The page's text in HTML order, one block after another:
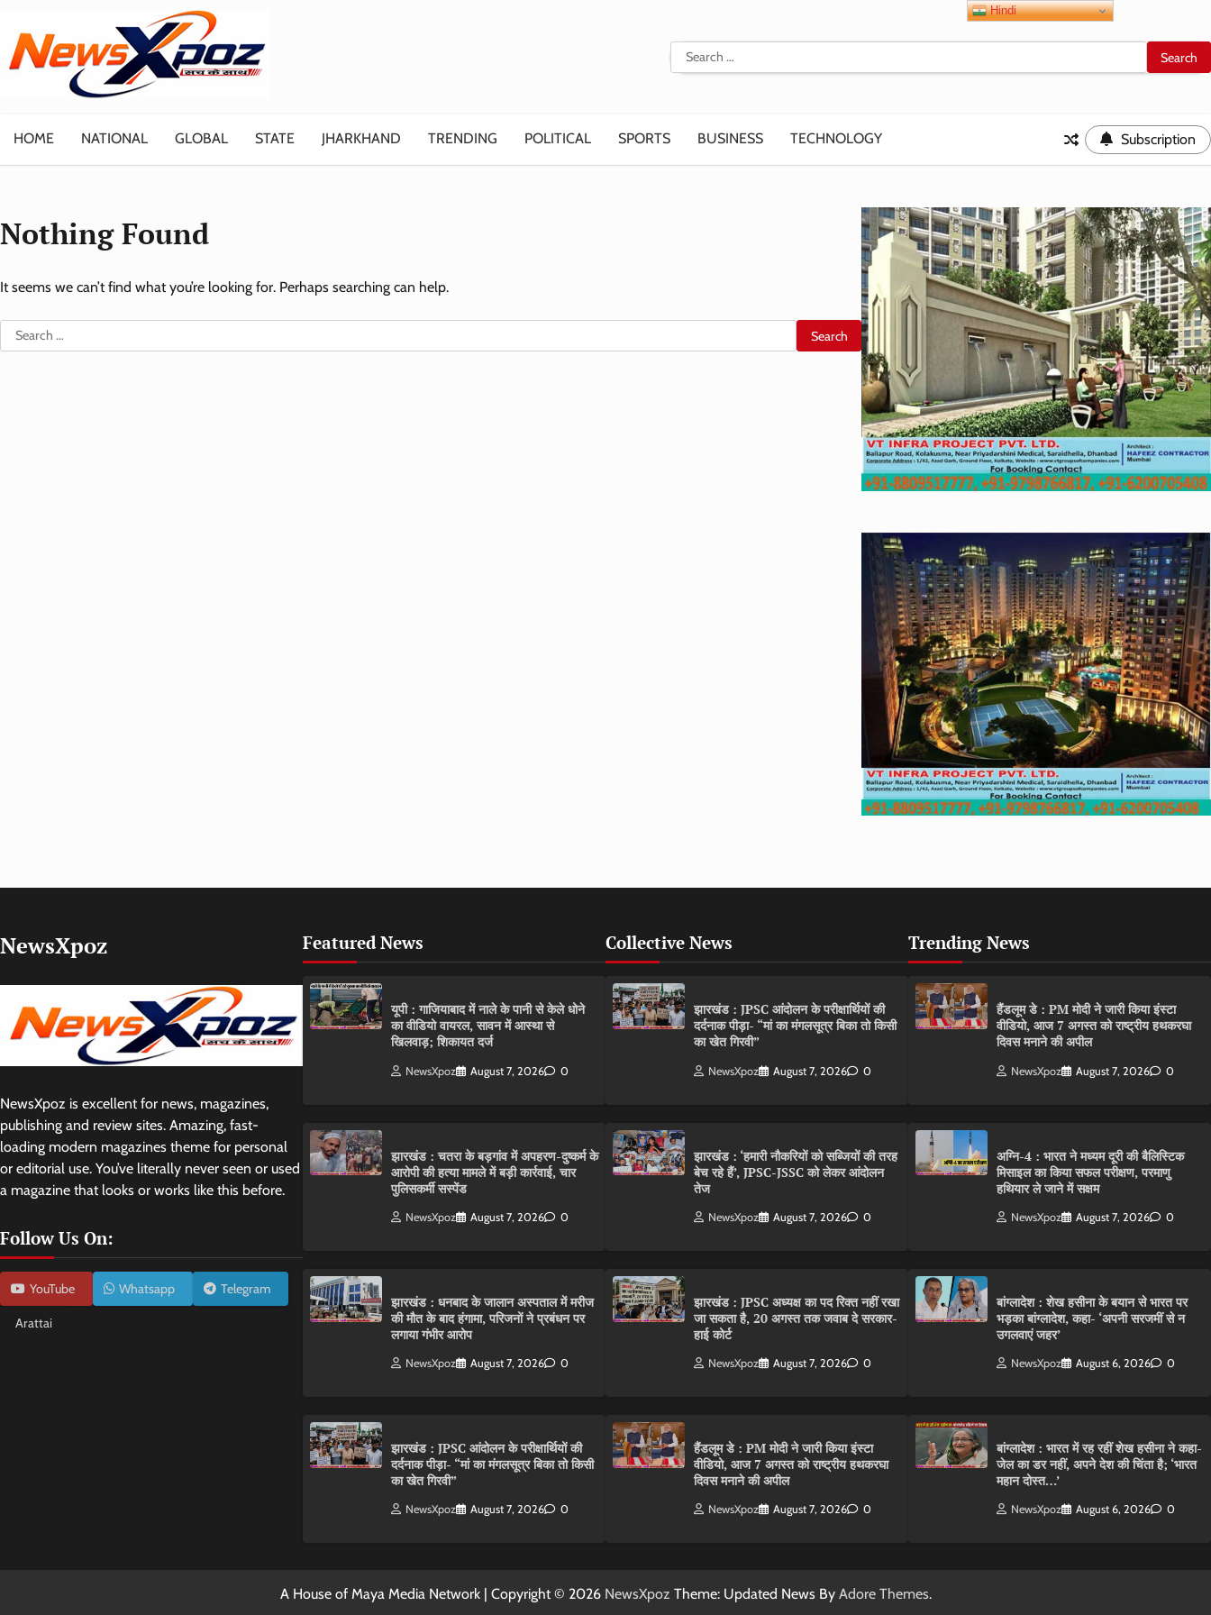
content
Search
for:
HOME NATIONAL GLOBAL STATE JHARKHAND TRENDING POLITICAL SPORTS BUSINESS TECHNOLOGY Subscription
Nothing Found
It seems we can’t find what you’re looking for. Perhaps searching can help.
Search
for:
NewsXpoz
NewsXpoz is excellent for news, magazines,
publishing and review sites. Amazing, fast-
loading modern magazines theme for personal
or editorial use. You’ve literally never seen or used
a magazine that looks or works like this before.
Follow Us On:
YouTube Whatsapp Telegram
Arattai
Featured News
यूपी : गाजियाबाद में नाले के पानी से केले धोने
का वीडियो वायरल, सावन में आस्था से
खिलवाड़; शिकायत दर्ज
NewsXpoz August 7, 2026 0
झारखंड : चतरा के बड़गांव में अपहरण-दुष्कर्म के
आरोपी की हत्या मामले में बड़ी कार्रवाई, चार
पुलिसकर्मी सस्पेंड
NewsXpoz August 7, 2026 0
झारखंड : धनबाद के जालान अस्पताल में मरीज
की मौत के बाद हंगामा, परिजनों ने प्रबंधन पर
लगाया गंभीर आरोप
NewsXpoz August 7, 2026 0
झारखंड : JPSC आंदोलन के परीक्षार्थियों की
दर्दनाक पीड़ा- “मां का मंगलसूत्र बिका तो किसी
का खेत गिरवी”
NewsXpoz August 7, 2026 0
Collective News
झारखंड : JPSC आंदोलन के परीक्षार्थियों की
दर्दनाक पीड़ा- “मां का मंगलसूत्र बिका तो किसी
का खेत गिरवी”
NewsXpoz August 7, 2026 0
झारखंड : ‘हमारी नौकरियों को सब्जियों की तरह
बेच रहे हैं’, JPSC-JSSC को लेकर आंदोलन
तेज
NewsXpoz August 7, 2026 0
झारखंड : JPSC अध्यक्ष का पद रिक्त नहीं रखा
जा सकता है, 20 अगस्त तक जवाब दे सरकार-
हाई कोर्ट
NewsXpoz August 7, 2026 0
हैंडलूम डे : PM मोदी ने जारी किया इंस्टा
वीडियो, आज 7 अगस्त को राष्ट्रीय हथकरघा
दिवस मनाने की अपील
NewsXpoz August 7, 2026 0
Trending News
हैंडलूम डे : PM मोदी ने जारी किया इंस्टा
वीडियो, आज 7 अगस्त को राष्ट्रीय हथकरघा
दिवस मनाने की अपील
NewsXpoz August 7, 2026 0
अग्नि-4 : भारत ने मध्यम दूरी की बैलिस्टिक
मिसाइल का किया सफल परीक्षण, परमाणु
हथियार ले जाने में सक्षम
NewsXpoz August 7, 2026 0
बांग्लादेश : शेख हसीना के बयान से भारत पर
भड़का बांग्लादेश, कहा- ‘अपनी सरजमीं से न
उगलवाएं जहर’
NewsXpoz August 6, 2026 0
बांग्लादेश : भारत में रह रहीं शेख हसीना ने कहा-
जेल का डर नहीं, अपने देश की चिंता है; ‘भारत
महान दोस्त…’
NewsXpoz August 6, 2026 0
A House of Maya Media Network | Copyright © 2026 NewsXpoz Theme: Updated News By Adore Themes.
Hindi